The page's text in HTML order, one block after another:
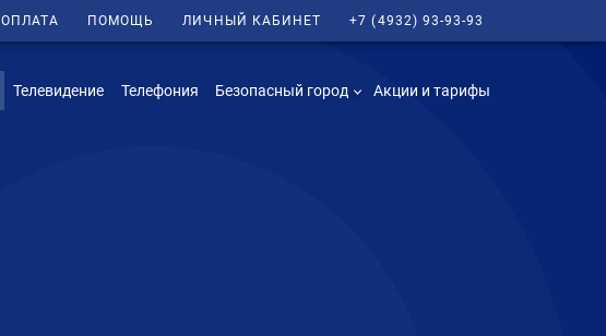
ОПЛАТА ПОМОЩЬ ЛИЧНЫЙ КАБИНЕТ +7 (4932) 93-93-93
Телевидение Телефония Безопасный город Акции и тарифы